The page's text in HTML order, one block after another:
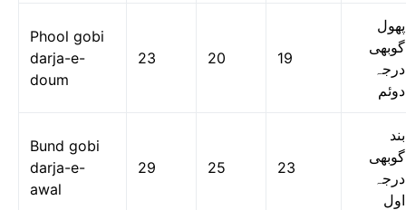
Phool gobi
darja-e-
doum
23 20 19
پھول
گوبھی
درجہ
دوئم
Bund gobi
darja-e-
awal
29 25 23
بند
گوبھی
درجہ
اول